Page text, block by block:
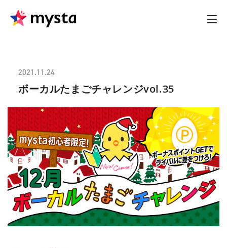
2021.11.24
ボーカルたまごチャレンジvol.35